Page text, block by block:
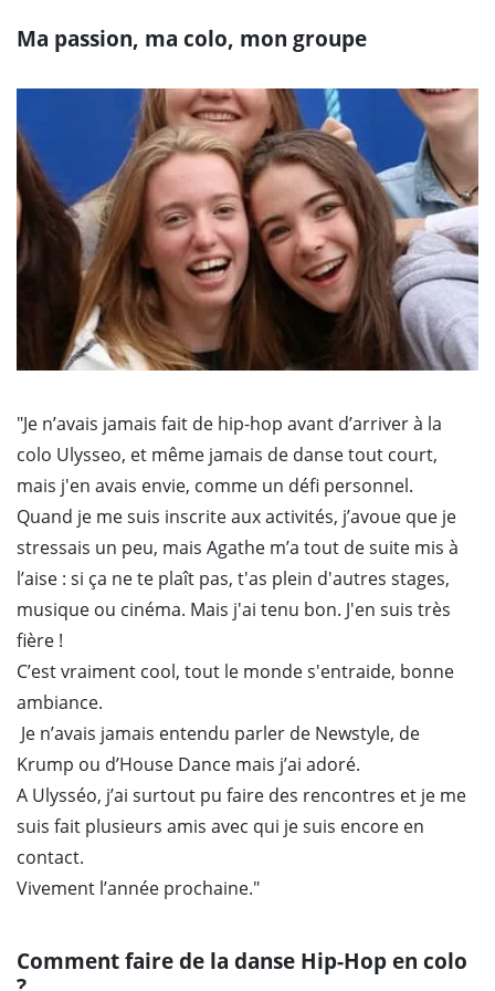
Ma passion, ma colo, mon groupe
"Je n’avais jamais fait de hip-hop avant d’arriver à la
colo Ulysseo, et même jamais de danse tout court,
mais j'en avais envie, comme un défi personnel.
Quand je me suis inscrite aux activités, j’avoue que je
stressais un peu, mais Agathe m’a tout de suite mis à
l’aise : si ça ne te plaît pas, t'as plein d'autres stages,
musique ou cinéma. Mais j'ai tenu bon. J'en suis très
fière !
C’est vraiment cool, tout le monde s'entraide, bonne
ambiance.
Je n’avais jamais entendu parler de Newstyle, de
Krump ou d’House Dance mais j’ai adoré.
A Ulysséo, j’ai surtout pu faire des rencontres et je me
suis fait plusieurs amis avec qui je suis encore en
contact.
Vivement l’année prochaine."
Comment faire de la danse Hip-Hop en colo